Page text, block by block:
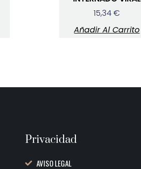
15,34€
Añadir Al Carrito
Privacidad
AVISO LEGAL